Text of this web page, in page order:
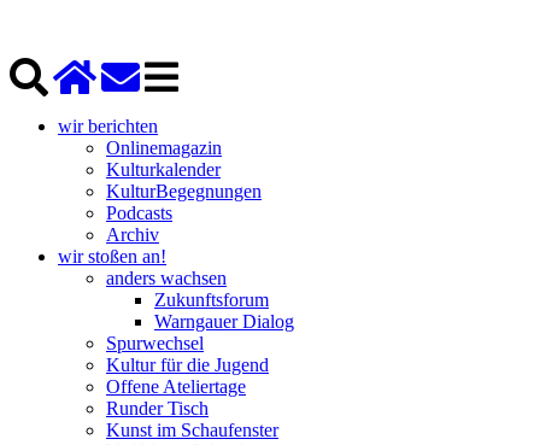
wir berichten
Onlinemagazin
Kulturkalender
KulturBegegnungen
Podcasts
Archiv
wir stoßen an!
anders wachsen
Zukunftsforum
Warngauer Dialog
Spurwechsel
Kultur für die Jugend
Offene Ateliertage
Runder Tisch
Kunst im Schaufenster